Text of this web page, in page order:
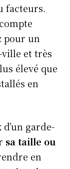
facteurs.
pour un
et très
élevé que
en
garde-
sa taille ou
en